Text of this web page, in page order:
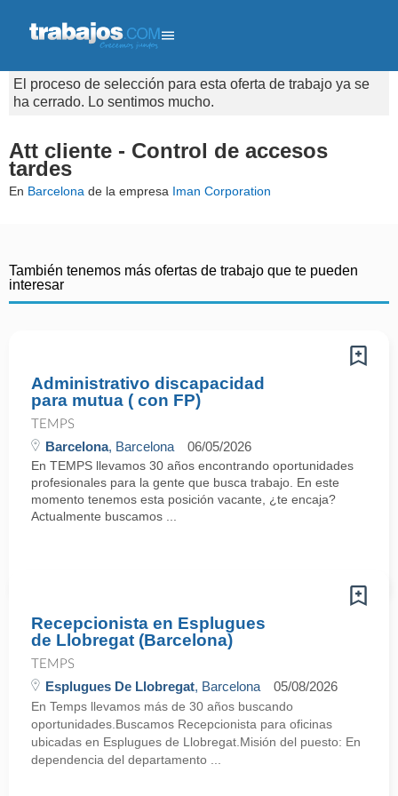
El proceso de selección para esta oferta de trabajo ya se
ha cerrado. Lo sentimos mucho.
Att cliente - Control de accesos
tardes
En Barcelona de la empresa Iman Corporation
También tenemos más ofertas de trabajo que te pueden
interesar
Administrativo discapacidad
para mutua ( con FP)
TEMPS
Barcelona, Barcelona 06/05/2026
En TEMPS llevamos 30 años encontrando oportunidades
profesionales para la gente que busca trabajo. En este
momento tenemos esta posición vacante, ¿te encaja?
Actualmente buscamos ...
Recepcionista en Esplugues
de Llobregat (Barcelona)
TEMPS
Esplugues De Llobregat, Barcelona 05/08/2026
En Temps llevamos más de 30 años buscando
oportunidades.Buscamos Recepcionista para oficinas
ubicadas en Esplugues de Llobregat.Misión del puesto: En
dependencia del departamento ...